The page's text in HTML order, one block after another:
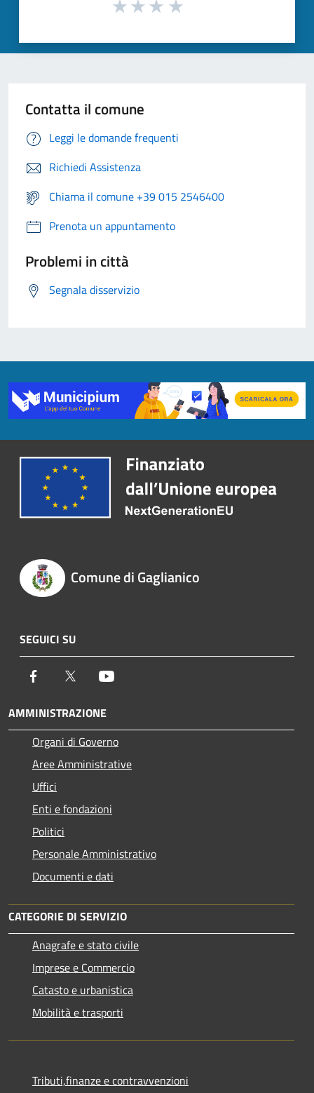
Contatta il comune
Leggi le domande frequenti
Richiedi Assistenza
Chiama il comune +39 015 2546400
Prenota un appuntamento
Problemi in città
Segnala disservizio
Comune di Gaglianico
SEGUICI SU
Facebook Twitter
AMMINISTRAZIONE
Organi di Governo
Aree Amministrative
Uffici
Enti e fondazioni
Politici
Personale Amministrativo
Documenti e dati
CATEGORIE DI SERVIZIO
Anagrafe e stato civile
Imprese e Commercio
Catasto e urbanistica
Mobilità e trasporti
Tributi,finanze e contravvenzioni